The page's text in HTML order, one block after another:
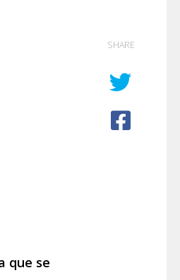
que se
SHARE